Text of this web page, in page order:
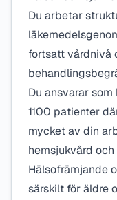
Du arbetar
fortsatt vårdnivå
Du ansvarar
1100 patienter
mycket av din
hemsjukvård och
Hälsofrämjande
särskilt för äldre